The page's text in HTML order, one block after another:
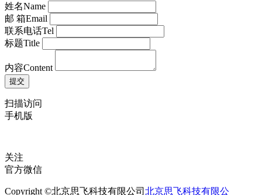
姓名Name
邮 箱Email
联系电话Tel
标题Title
内容Content
扫描访问
手机版
关注
官方微信
Copyright ©北京思飞科技有限公司 北京思飞科技有限公